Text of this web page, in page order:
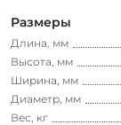
Размеры
Длина, мм
Высота, мм
Ширина, мм
Диаметр, мм
Вес, кг